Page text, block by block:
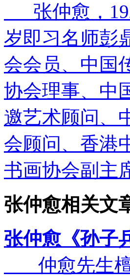
张仲愈，
岁即习名师彭
会会员、中国
协会理事、中
邀艺术顾问、
会顾问、香港
书画协会副
张仲愈相关文
张仲愈《孙子
仲愈先生檀